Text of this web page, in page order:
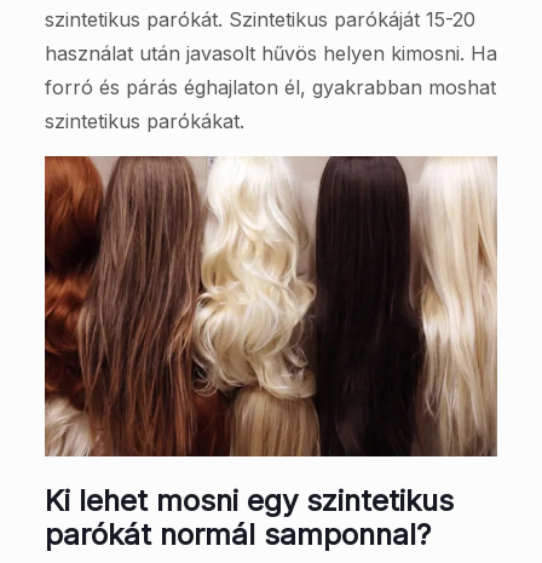
szintetikus parókát. Szintetikus parókáját 15-20
használat után javasolt hűvös helyen kimosni. Ha
forró és párás éghajlaton él, gyakrabban moshat
szintetikus parókákat.
Ki lehet mosni egy szintetikus
parókát normál samponnal?